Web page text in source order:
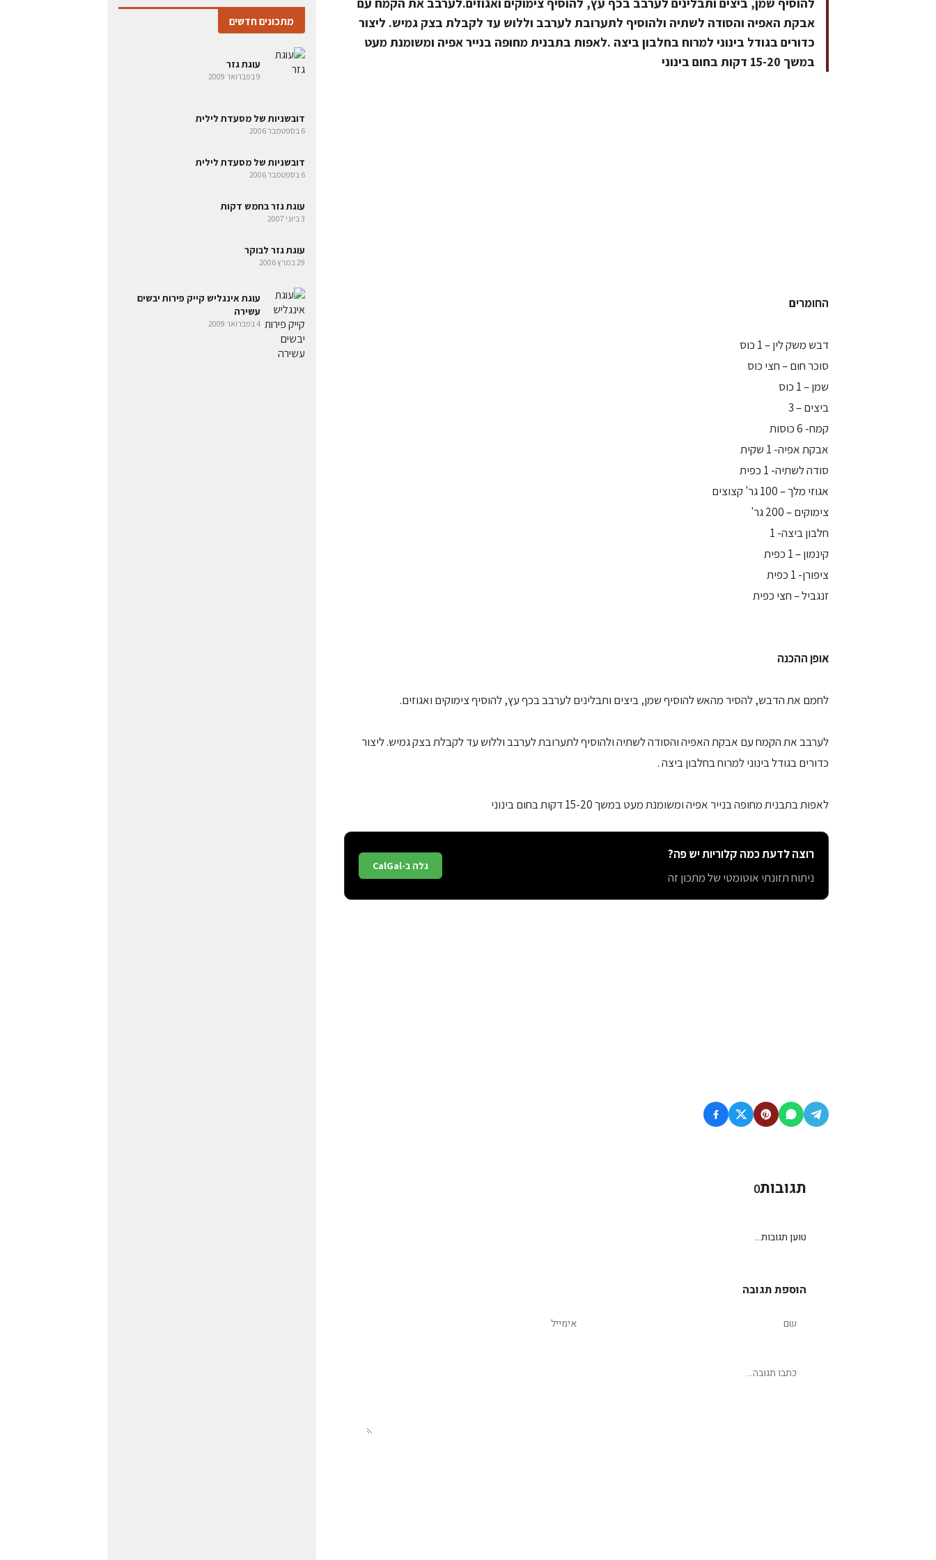
אבקת האפיה והסודה לשתיה ולהוסיף לתערובת לערבב וללוש עד לקבלת בצק גמיש. ליצור
כדורים בגודל בינוני למרוח בחלבון ביצה .לאפות בתבנית מחופה בנייר אפיה ומשומנת מעט
במשך 15-20 דקות בחום בינוני
החומרים
דבש משק לין – 1 כוס
סוכר חום – חצי כוס
שמן – 1 כוס
ביצים – 3
קמח- 6 כוסות
אבקת אפיה- 1 שקית
סודה לשתיה- 1 כפית
אגוזי מלך – 100 גר' קצוצים
צימוקים – 200 גר'
חלבון ביצה- 1
קינמון – 1 כפית
ציפורן- 1 כפית
זנגביל – חצי כפית
אופן ההכנה
לחמם את הדבש, להסיר מהאש להוסיף שמן, ביצים ותבלינים לערבב בכף עץ, להוסיף צימוקים ואגוזים.
לערבב את הקמח עם אבקת האפיה והסודה לשתיה ולהוסיף לתערובת לערבב וללוש עד לקבלת בצק גמיש. ליצור
כדורים בגודל בינוני למרוח בחלבון ביצה .
לאפות בתבנית מחופה בנייר אפיה ומשומנת מעט במשך 15-20 דקות בחום בינוני
רוצה לדעת כמה קלוריות יש פה?
ניתוח תזונתי אוטומטי של מתכון זה
גלה ב-CalGal
תגובות0
טוען תגובות...
הוספת תגובה
מתכונים חדשים
עוגת גזר
9 בפברואר 2009
דובשניות של מסעדת לילית
6 בספטמבר 2006
דובשניות של מסעדת לילית
6 בספטמבר 2006
עוגת גזר בחמש דקות
3 ביוני 2007
עוגת גזר לבוקר
29 במרץ 2006
עוגת אינגליש קייק פירות יבשים
עשירה
4 בפברואר 2009